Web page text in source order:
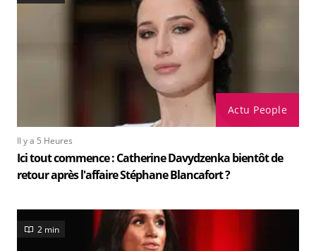
Actu People
Il y a 5 Heures
Ici tout commence : Catherine Davydzenka bientôt de
retour après l'affaire Stéphane Blancafort ?
2 min